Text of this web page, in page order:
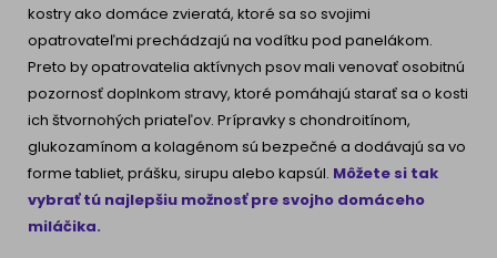
kostry ako domáce zvieratá, ktoré sa so svojimi
opatrovateľmi prechádzajú na vodítku pod panelákom.
Preto by opatrovatelia aktívnych psov mali venovať osobitnú
pozornosť doplnkom stravy, ktoré pomáhajú starať sa o kosti
ich štvornohých priateľov. Prípravky s chondroitínom,
glukozamínom a kolagénom sú bezpečné a dodávajú sa vo
forme tabliet, prášku, sirupu alebo kapsúl. Môžete si tak
vybrať tú najlepšiu možnosť pre svojho domáceho
miláčika.